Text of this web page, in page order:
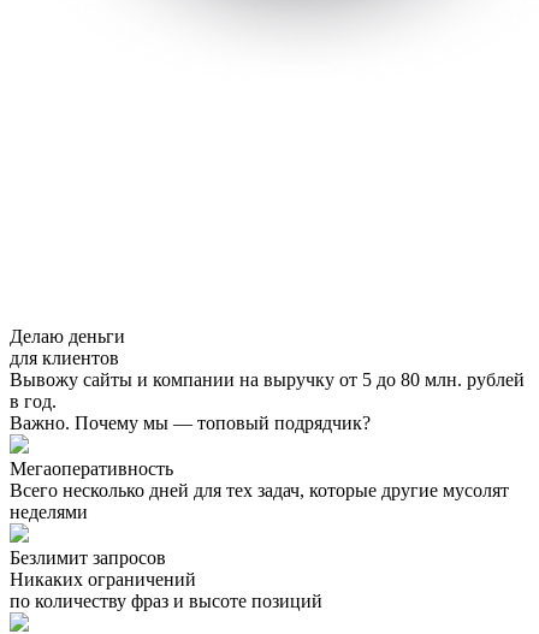
Делаю деньги
для клиентов
Вывожу сайты и компании на выручку от 5 до 80 млн. рублей
в год.
Важно. Почему мы — топовый подрядчик?
Мегаоперативность
Всего несколько дней для тех задач, которые другие мусолят
неделями
Безлимит запросов
Никаких ограничений
по количеству фраз и высоте позиций